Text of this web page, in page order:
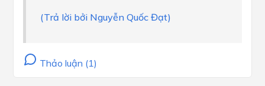
(Trả lời bởi Nguyễn Quốc Đạt)
Thảo luận (1)